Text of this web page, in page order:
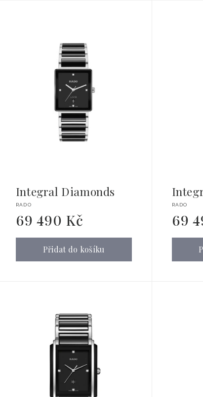
Integral Diamonds
Dodavatel:
RADO
Běžná
cena
69 490 Kč
Přidat do košíku
RADO
Běžná
cena
69